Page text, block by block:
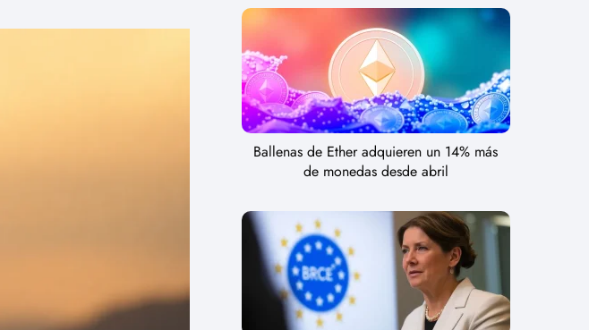
Ballenas de Ether adquieren un 14% más
de monedas desde abril